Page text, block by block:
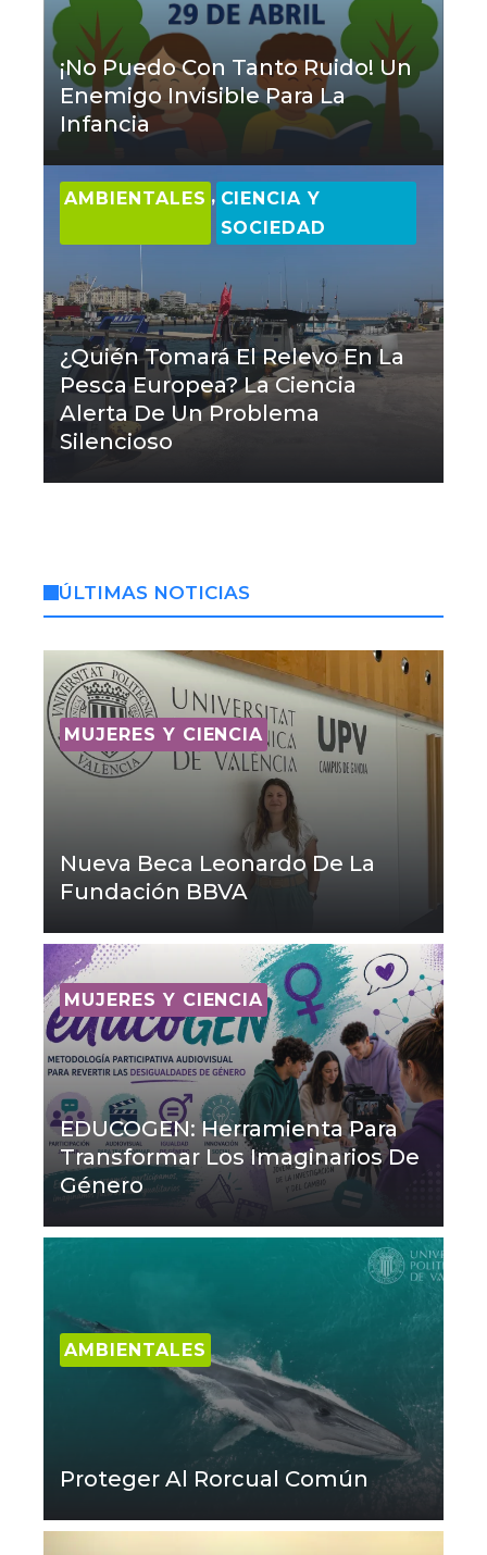
¡No Puedo Con Tanto Ruido! Un
Enemigo Invisible Para La
Infancia
AMBIENTALES , CIENCIA Y
SOCIEDAD
¿Quién Tomará El Relevo En La
Pesca Europea? La Ciencia
Alerta De Un Problema
Silencioso
ÚLTIMAS NOTICIAS
MUJERES Y CIENCIA
Nueva Beca Leonardo De La
Fundación BBVA
MUJERES Y CIENCIA
EDUCOGEN: Herramienta Para
Transformar Los Imaginarios De
Género
AMBIENTALES
Proteger Al Rorcual Común